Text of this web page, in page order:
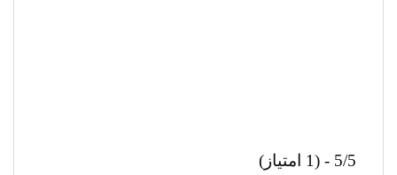
5/5 - (1 امتیاز)